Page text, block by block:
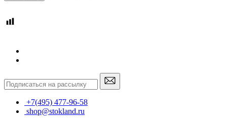
+7(495) 477-96-58
shop@stokland.ru